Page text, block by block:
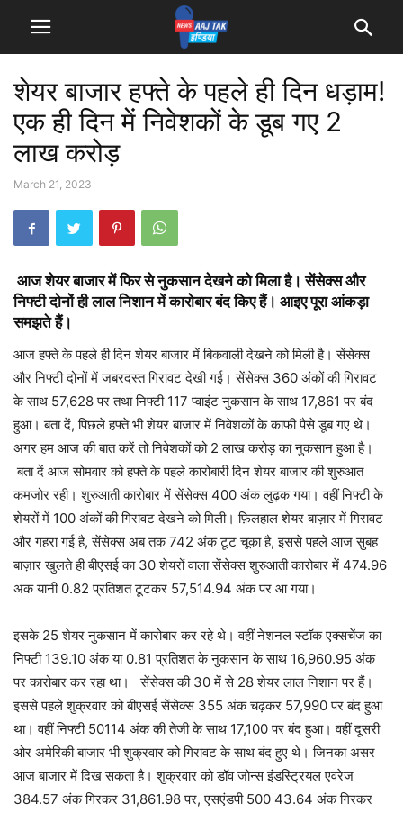
शेयर बाजार हफ्ते के पहले ही दिन धड़ाम!
एक ही दिन में निवेशकों के डूब गए 2
लाख करोड़
March 21, 2023
आज शेयर बाजार में फिर से नुकसान देखने को मिला है। सेंसेक्स और
निफ्टी दोनों ही लाल निशान में कारोबार बंद किए हैं। आइए पूरा आंकड़ा
समझते हैं।
आज हफ्ते के पहले ही दिन शेयर बाजार में बिकवाली देखने को मिली है। सेंसेक्स
और निफ्टी दोनों में जबरदस्त गिरावट देखी गई। सेंसेक्स 360 अंकों की गिरावट
के साथ 57,628 पर तथा निफ्टी 117 प्वाइंट नुकसान के साथ 17,861 पर बंद
हुआ। बता दें, पिछले हफ्ते भी शेयर बाजार में निवेशकों के काफी पैसे डूब गए थे।
अगर हम आज की बात करें तो निवेशकों को 2 लाख करोड़ का नुकसान हुआ है।
बता दें आज सोमवार को हफ्ते के पहले कारोबारी दिन शेयर बाजार की शुरुआत
कमजोर रही। शुरुआती कारोबार में सेंसेक्स 400 अंक लुढ़क गया। वहीं निफ्टी के
शेयरों में 100 अंकों की गिरावट देखने को मिली। फ़िलहाल शेयर बाज़ार में गिरावट
और गहरा गई है, सेंसेक्स अब तक 742 अंक टूट चूका है, इससे पहले आज सुबह
बाज़ार खुलते ही बीएसई का 30 शेयरों वाला सेंसेक्स शुरुआती कारोबार में 474.96
अंक यानी 0.82 प्रतिशत टूटकर 57,514.94 अंक पर आ गया।
इसके 25 शेयर नुकसान में कारोबार कर रहे थे। वहीं नेशनल स्टॉक एक्सचेंज का
निफ्टी 139.10 अंक या 0.81 प्रतिशत के नुकसान के साथ 16,960.95 अंक
पर कारोबार कर रहा था। सेंसेक्स की 30 में से 28 शेयर लाल निशान पर हैं।
इससे पहले शुक्रवार को बीएसई सेंसेक्स 355 अंक चढ़कर 57,990 पर बंद हुआ
था। वहीं निफ्टी 50114 अंक की तेजी के साथ 17,100 पर बंद हुआ। वहीं दूसरी
ओर अमेरिकी बाजार भी शुक्रवार को गिरावट के साथ बंद हुए थे। जिनका असर
आज बाजार में दिख सकता है। शुक्रवार को डॉव जोन्स इंडस्ट्रियल एवरेज
384.57 अंक गिरकर 31,861.98 पर, एसएंडपी 500 43.64 अंक गिरकर